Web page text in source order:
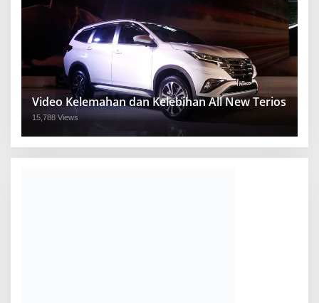
Video Kelemahan dan Kelebihan All New Terios
15,788 Views